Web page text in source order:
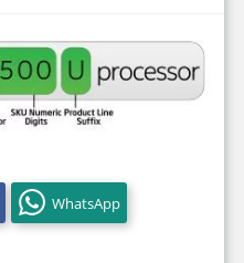
WhatsApp